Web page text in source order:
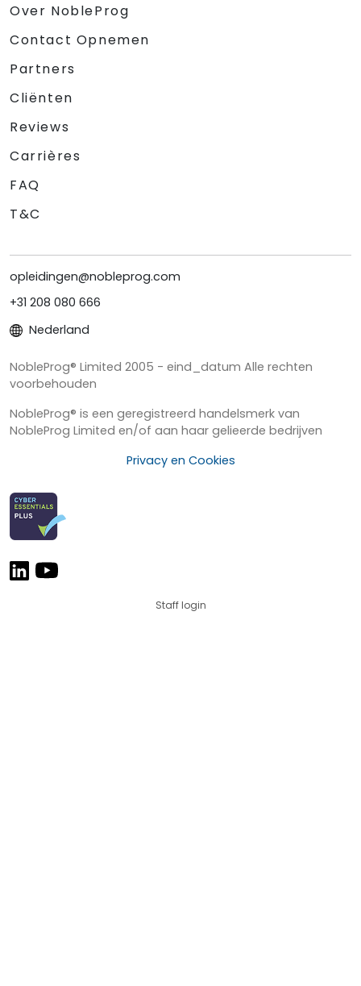
Over NobleProg
Contact Opnemen
Partners
Cliënten
Reviews
Carrières
FAQ
T&C
opleidingen@nobleprog.com
+31 208 080 666
Nederland
NobleProg® Limited 2005 - eind_datum Alle rechten
voorbehouden
NobleProg® is een geregistreerd handelsmerk van
NobleProg Limited en/of aan haar gelieerde bedrijven
Privacy en Cookies
Staff login